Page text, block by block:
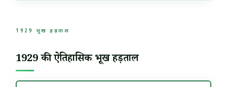
1929 भूख हड़ताल
1929 की ऐतिहासिक भूख हड़ताल